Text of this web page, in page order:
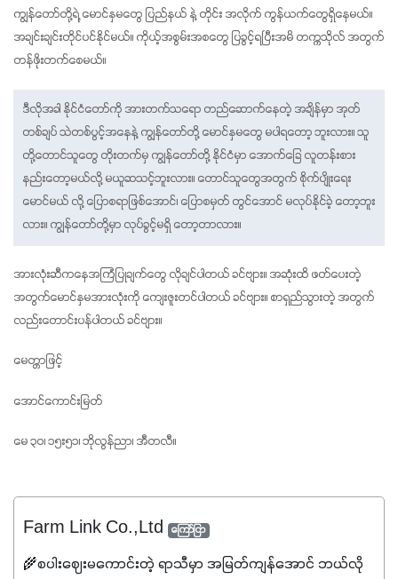
ကျွန်တော်တို့ရဲ့ မောင်နှမတွေ ပြည်နယ် နဲ့ တိုင်း အလိုက် ကွန်ယက်တွေရှိနေမယ်။
အချင်းချင်းတိုင်ပင်နိုင်မယ်။ ကိုယ့်အစွမ်းအစတွေ ပြခွင့်ရပြီးအမိ တက္ကသိုလ် အတွက်
တန်ဖိုးတက်စေမယ်။
ဒီလိုအခါ နိုင်ငံတော်ကို အားတက်သရော တည်ဆောက်နေတဲ့ အချိန်မှာ အုတ်
တစ်ချပ် သဲတစ်ပွင့်အနေနဲ့ ကျွန်တော်တို့ မောင်နှမတွေ မပါရတော့ ဘူးလား။ သူ
တို့တောင်သူတွေ တိုးတက်မှ ကျွန်တော်တို့ နိုင်ငံမှာ အောက်ခြေ လူတန်းစား
နည်းတော့မယ်လို့ မယူဆသင့်ဘူးလား။ တောင်သူတွေအတွက် စိုက်ပျိုးရေး
မောင်မယ် လို့ ပြောစရာဖြစ်အောင်၊ ပြောစမှတ် တွင်အောင် မလုပ်နိုင်ခဲ့ တော့ဘူး
လား။ ကျွန်တော်တို့မှာ လုပ်ခွင့်မရှိ တော့တာလား။
အားလုံးဆီကနေအကြံပြုချက်တွေ လိုချင်ပါတယ် ခင်ဗျား။ အဆုံးထိ ဖတ်ပေးတဲ့
အတွက်မောင်နှမအားလုံးကို ကျေးဇူးတင်ပါတယ် ခင်ဗျား။ စာရှည်သွားတဲ့ အတွက်
လည်းတောင်းပန်ပါတယ် ခင်ဗျား။
မေတ္တာဖြင့်
အောင်ကောင်းမြတ်
မေ ၃၀၊ ၁၅း၅၁၊ ဘိုလွန်ညာ၊ အီတလီ။
Farm Link Co.,Ltd ကြော်ငြာ
🌾စပါးဈေးမကောင်းတဲ့ ရာသီမှာ အမြတ်ကျန်အောင် ဘယ်လို